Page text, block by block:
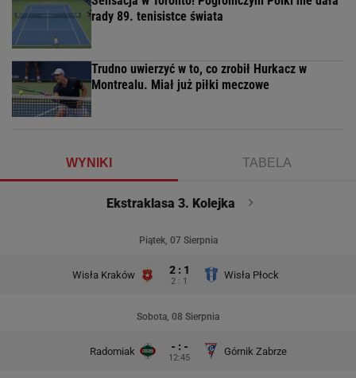
rady 89. tenisistce świata
Trudno uwierzyć w to, co zrobił Hurkacz w
Montrealu. Miał już piłki meczowe
WYNIKI TABELA
Ekstraklasa 3. Kolejka
Piątek, 07 Sierpnia
Wisła Kraków 2 : 1
2 : 1
Wisła Płock
Sobota, 08 Sierpnia
Radomiak - : -
12:45
Górnik Zabrze